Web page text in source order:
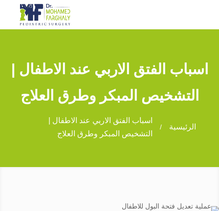
اسباب الفتق الاربي عند الاطفال |
التشخيص المبكر وطرق العلاج
الرئيسية /
اسباب الفتق الاربي عند الاطفال |
التشخيص المبكر وطرق العلاج